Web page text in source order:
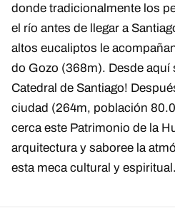
donde tradicionalmente los
el río antes de llegar a
altos eucaliptos le
do Gozo (368m). Desde aquí
Catedral de Santiago!
ciudad (264m, población
cerca este Patrimonio de la
arquitectura y saboree la
esta meca cultural y espiritual.